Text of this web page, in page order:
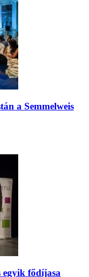
a Semmelweis
egyik fődíjasa